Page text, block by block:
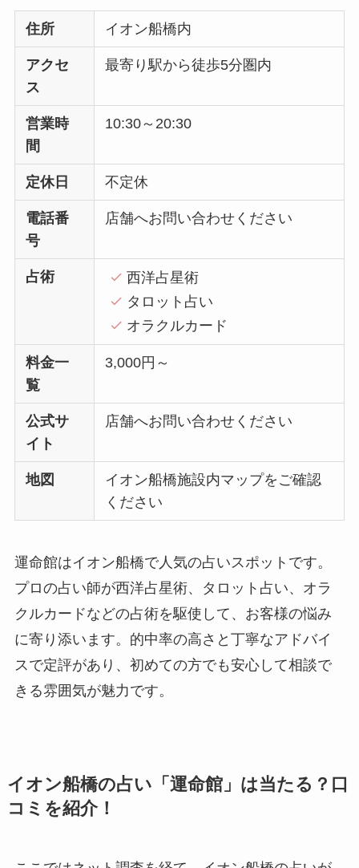
住所 イオン船橋内
アクセ
ス
最寄り駅から徒歩5分圏内
営業時
間
10:30～20:30
定休日 不定休
電話番
号
店舗へお問い合わせください
占術
西洋占星術
タロット占い
オラクルカード
料金一
覧
3,000円～
公式サ
イト
店舗へお問い合わせください
地図
イオン船橋施設内マップをご確認
ください
運命館はイオン船橋で人気の占いスポットです。
プロの占い師が西洋占星術、タロット占い、オラ
クルカードなどの占術を駆使して、お客様の悩み
に寄り添います。的中率の高さと丁寧なアドバイ
スで定評があり、初めての方でも安心して相談で
きる雰囲気が魅力です。
イオン船橋の占い「運命館」は当たる？口
コミを紹介！